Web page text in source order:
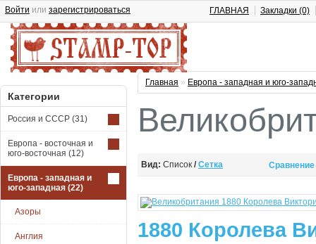
Войти или зарегистрироваться ГЛАВНАЯ Закладки (0)
Категории
Россия и СССР (31)
Европа - восточная и
юго-восточная (12)
Европа - западная и
юго-западная (22)
Азоры
Англия
Главная » Европа - западная и юго-
Вид: Список / Сетка Сравнение
1880 Королева